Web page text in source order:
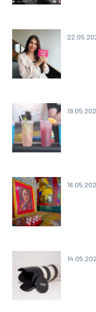
Aktionswochen